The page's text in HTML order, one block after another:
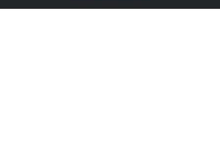
Umzug von Werneuchen nach Koblenz